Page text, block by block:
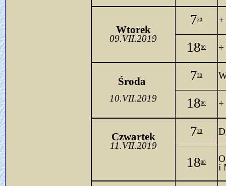
Wtorek
09.VII.2019
730 +
1800 +
Środa
10.VII.2019
730
1800 +
Czwartek
11.VII.2019
730
1800
i